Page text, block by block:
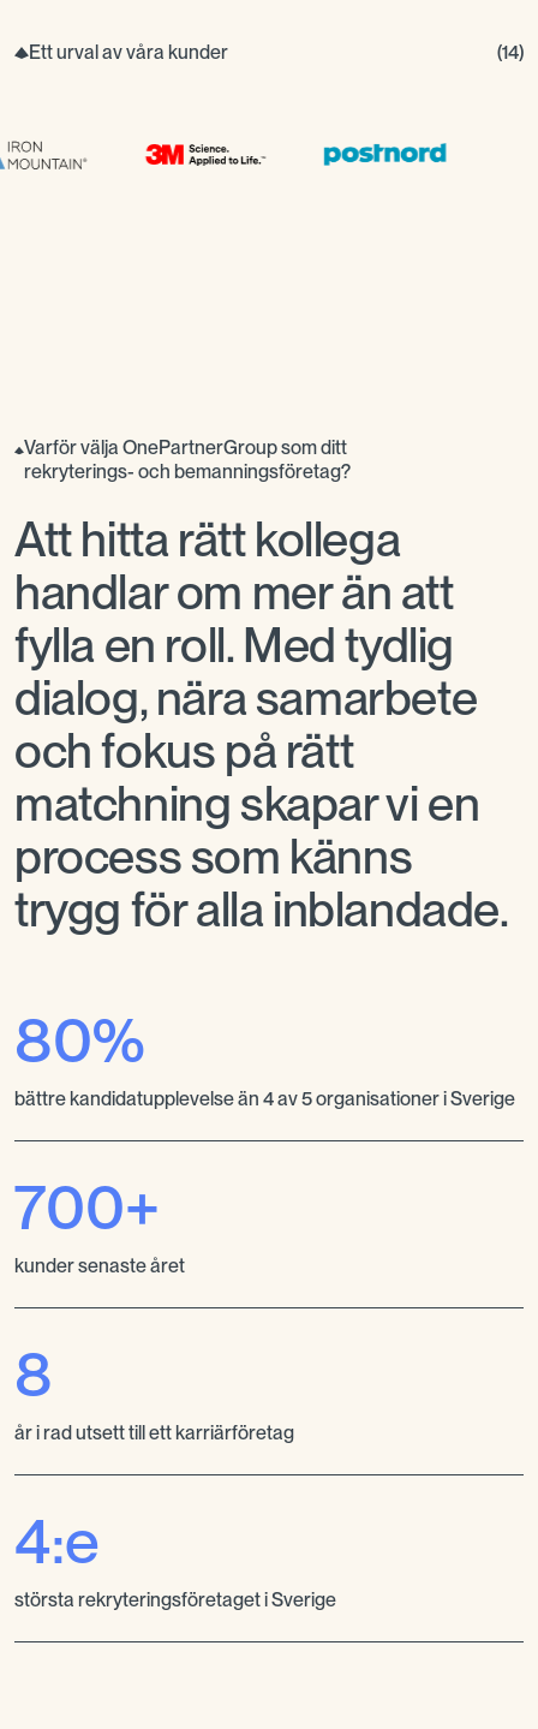
Ett urval av våra kunder (14)
Varför välja OnePartnerGroup som ditt
rekryterings- och bemanningsföretag?
Att hitta rätt kollega
handlar om mer än att
fylla en roll. Med tydlig
dialog, nära samarbete
och fokus på rätt
matchning skapar vi en
process som känns
trygg för alla inblandade.
80%
bättre kandidatupplevelse än 4 av 5 organisationer i Sverige
700+
kunder senaste året
8
år i rad utsett till ett karriärföretag
4:e
största rekryteringsföretaget i Sverige